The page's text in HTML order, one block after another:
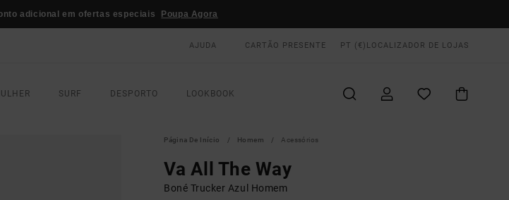
adicional em ofertas especiais Poupa Agora
AJUDA CARTÃO PRESENTE PT (€) LOCALIZADOR DE LOJAS
SURF DESPORTO LOOKBOOK
Página De Início Homem Acessórios
Va All The Way
Boné Trucker Azul Homem